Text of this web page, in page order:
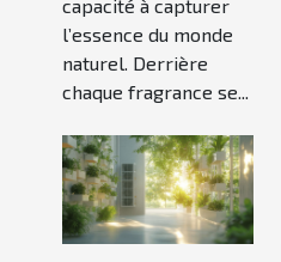
capacité à capturer
l’essence du monde
naturel. Derrière
chaque fragrance se...